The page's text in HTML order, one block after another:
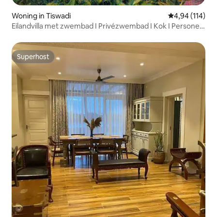
Woning in Tiswadi Gemiddelde
4,94 (114)
Eilandvilla met zwembad I Privézwembad I Kok I Personeel
Superhost
Superhost